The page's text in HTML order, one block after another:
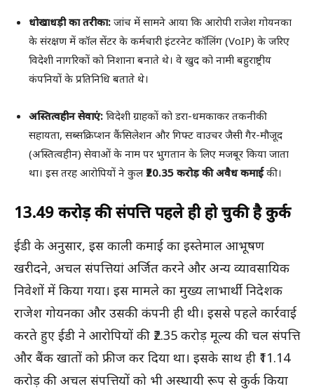
धोखाधड़ी का तरीका: जांच में सामने आया कि आरोपी राजेश गोयनका
के संरक्षण में कॉल सेंटर के कर्मचारी इंटरनेट कॉलिंग (VoIP) के जरिए
विदेशी नागरिकों को निशाना बनाते थे। वे खुद को नामी बहुराष्ट्रीय
कंपनियों के प्रतिनिधि बताते थे।
अस्तित्वहीन सेवाएं: विदेशी ग्राहकों को डरा-धमकाकर तकनीकी
सहायता, सब्सक्रिप्शन कैंसिलेशन और गिफ्ट वाउचर जैसी गैर-मौजूद
(अस्तित्वहीन) सेवाओं के नाम पर भुगतान के लिए मजबूर किया जाता
था। इस तरह आरोपियों ने कुल ₹20.35 करोड़ की अवैध कमाईकी।
₹13.49 करोड़ की संपत्ति पहले ही हो चुकी है कुर्क
ईडी के अनुसार, इस काली कमाई का इस्तेमाल आभूषण
खरीदने, अचल संपत्तियां अर्जित करने और अन्य व्यावसायिक
निवेशों में किया गया। इस मामले का मुख्य लाभार्थी निदेशक
राजेश गोयनका और उसकी कंपनी ही थी। इससे पहले कार्रवाई
करते हुए ईडी ने आरोपियों की ₹2.35 करोड़ मूल्य की चल संपत्ति
और बैंक खातों को फ्रीज कर दिया था। इसके साथ ही ₹11.14
करोड़ की अचल संपत्तियों को भी अस्थायी रूप से कुर्क किया